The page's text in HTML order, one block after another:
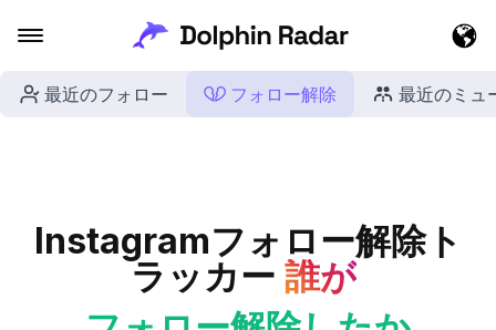
最近のフォロー フォロー解除 最近のミュ
Instagramフォロー解除ト
ラッカー 誰が
フォロー解除したか